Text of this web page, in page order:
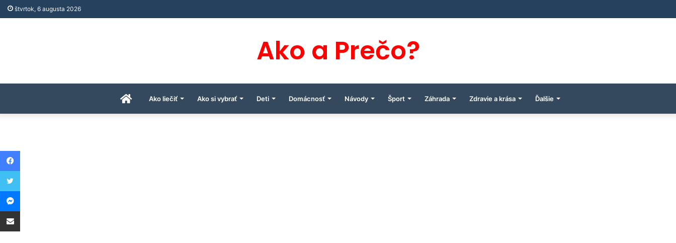
štvrtok, 6 augusta 2026
Ako a Prečo?
ÚvodnáAko liečiť Ako si vybrať Deti Domácnosť Návody Šport Záhrada Zdravie a krása Ďalšie
Facebook
Twitter
Messenger
Share via Email